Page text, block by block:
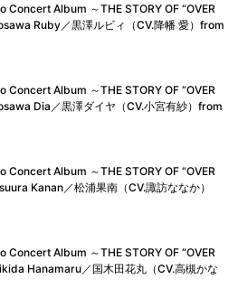
Album ～THE STORY OF “OVER
Ruby／黒澤ルビィ（CV.降幡 愛）from
Album ～THE STORY OF “OVER
Dia／黒澤ダイヤ（CV.小宮有紗）from
Album ～THE STORY OF “OVER
Kanan／松浦果南（CV.諏訪ななか）
Album ～THE STORY OF “OVER
Hanamaru／国木田花丸（CV.高槻かな